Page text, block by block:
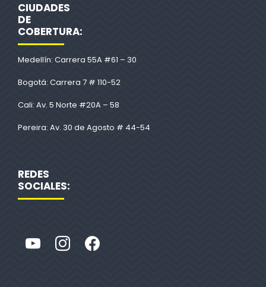
CIUDADES
DE
COBERTURA:
Medellín: Carrera 55A #61 – 30
Bogotá: Carrera 7 # 110-52
Cali: Av. 5 Norte #20A – 58
Pereira: Av. 30 de Agosto # 44-54
REDES
SOCIALES: